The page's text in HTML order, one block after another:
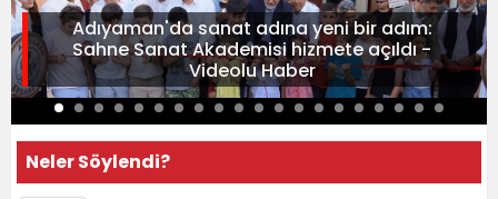
Adıyaman'da sanat adına yeni bir adım:
Sahne Sanat Akademisi hizmete açıldı -
Videolu Haber
Neler Söylendi?